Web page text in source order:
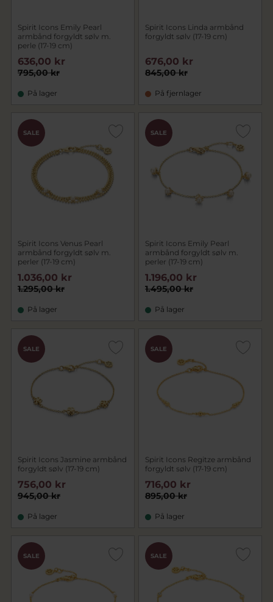
Spirit Icons Emily Pearl
armbånd forgyldt sølv m.
perle (17-19 cm)
795,00 kr
636,00 kr
På lager
Spirit Icons Linda armbånd
forgyldt sølv (17-19 cm)
845,00 kr
676,00 kr
På fjernlager
SALE
Spirit Icons Venus Pearl
armbånd forgyldt sølv m.
perler (17-19 cm)
1.295,00 kr
1.036,00 kr
På lager
SALE
Spirit Icons Emily Pearl
armbånd forgyldt sølv m.
perler (17-19 cm)
1.495,00 kr
1.196,00 kr
På lager
SALE
Spirit Icons Jasmine armbånd
forgyldt sølv (17-19 cm)
945,00 kr
756,00 kr
På lager
SALE
Spirit Icons Regitze armbånd
forgyldt sølv (17-19 cm)
895,00 kr
716,00 kr
På lager
SALE SALE